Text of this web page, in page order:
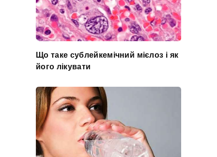
Що таке сублейкемічний мієлоз і як
його лікувати